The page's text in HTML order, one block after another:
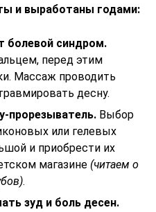
и выработаны годами:
болевой синдром.
перед этим
Массаж проводить
десну.
прорезыватель. Выбор
или гелевых
и приобрести их
магазине (читаем о
.
зуд и боль десен.